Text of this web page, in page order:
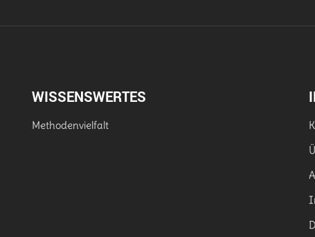
WISSENSWERTES
Methodenvielfalt